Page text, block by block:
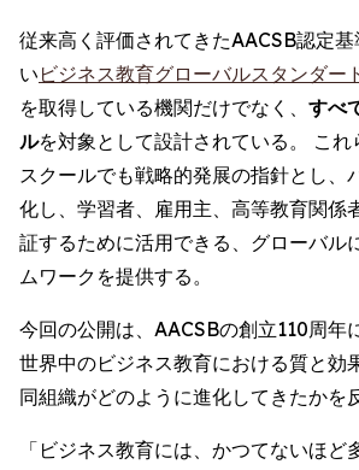
従来高く評価されてきたAACSB認定
い ビジネス教育グローバルスタンダー
を取得している機関だけでなく、 すべ
ルを対象として設計されている。 こ
スクールでも戦略的発展の指針とし、
化し、学習者、雇用主、高等教育関係
証するために活用できる、グローバル
ムワークを提供する。
今回の公開は、AACSBの創立110周年
世界中のビジネス教育における質と効
同組織がどのように進化してきたかを
「ビジネス教育には、かつてないほど